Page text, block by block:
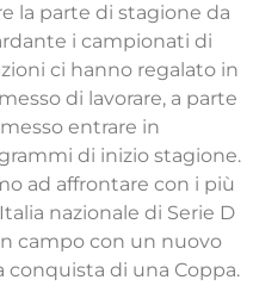
la parte di stagione da
i campionati di
ci hanno regalato in
di lavorare, a parte
entrare in
di inizio stagione.
ad affrontare con i più
nazionale di Serie D
campo con un nuovo
di una Coppa.